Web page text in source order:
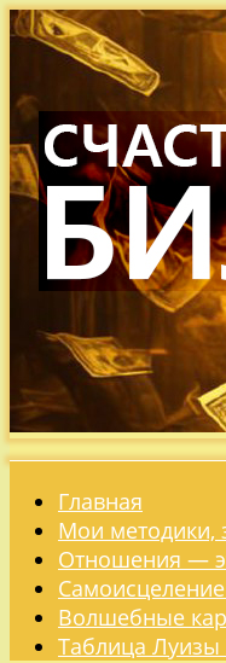
Главная
Мои методики,
Отношения —
Волшебные
Таблица Луизы